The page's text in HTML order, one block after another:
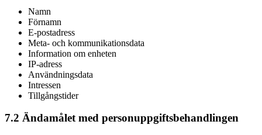
Namn
Förnamn
E-postadress
Meta- och kommunikationsdata
Information om enheten
IP-adress
Användningsdata
Intressen
Tillgångstider
7.2 Ändamålet med personuppgiftsbehandlingen